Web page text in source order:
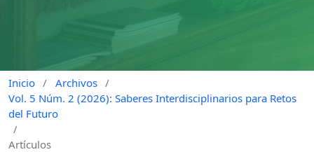
Inicio / Archivos /
Vol. 5 Núm. 2 (2026): Saberes Interdisciplinarios para Retos
del Futuro
/
Artículos